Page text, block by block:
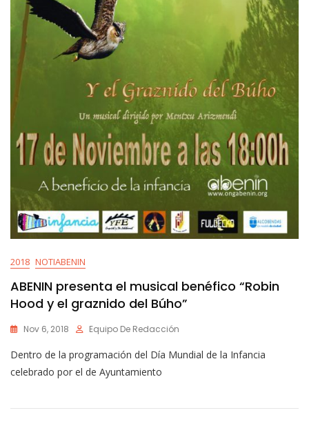
2018 NOTIABENIN
ABENIN presenta el musical benéfico “Robin
Hood y el graznido del Búho”
Nov 6, 2018 Equipo De Redacción
Dentro de la programación del Día Mundial de la Infancia
celebrado por el de Ayuntamiento